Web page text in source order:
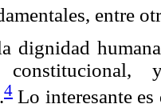
entre
dignidad
4 Lo interesante